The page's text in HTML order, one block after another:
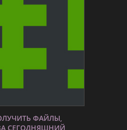
ФАЙЛЫ,
СЕГОДНЯШНИЙ